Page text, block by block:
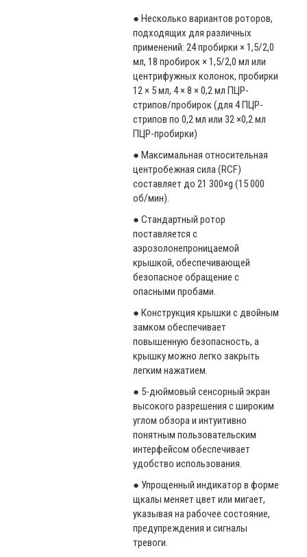
● Несколько вариантов роторов,
подходящих для различных
применений: 24 пробирки × 1,5/2,0
мл, 18 пробирок × 1,5/2,0 мл или
центрифужных колонок, пробирки
12 × 5 мл, 4 × 8 × 0,2 мл ПЦР-
стрипов/пробирок (для 4 ПЦР-
стрипов по 0,2 мл или 32 ×0,2 мл
ПЦР-пробирки)
● Максимальная относительная
центробежная сила (RCF)
составляет до 21 300×g (15 000
об/мин).
● Стандартный ротор
поставляется с
аэрозолонепроницаемой
крышкой, обеспечивающей
безопасное обращение с
опасными пробами.
● Конструкция крышки с двойным
замком обеспечивает
повышенную безопасность, а
крышку можно легко закрыть
легким нажатием.
● 5-дюймовый сенсорный экран
высокого разрешения с широким
углом обзора и интуитивно
понятным пользовательским
интерфейсом обеспечивает
удобство использования.
● Упрощенный индикатор в форме
щкалы меняет цвет или мигает,
указывая на рабочее состояние,
предупреждения и сигналы
тревоги.